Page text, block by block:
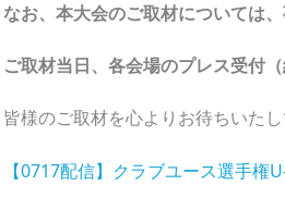
なお、本大会のご取材については
ご取材当日、各会場のプレス受付
皆様のご取材を心よりお待ちいた
【0717配信】クラブユース選手権